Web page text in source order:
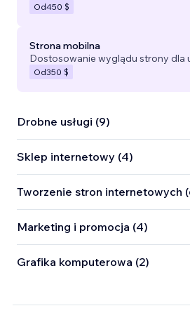
Od450 $
Strona mobilna
Dostosowanie wyglądu strony dla
Od350 $
Drobne usługi (9)
Sklep internetowy (4)
Tworzenie stron internetowych
Marketing i promocja (4)
Grafika komputerowa (2)